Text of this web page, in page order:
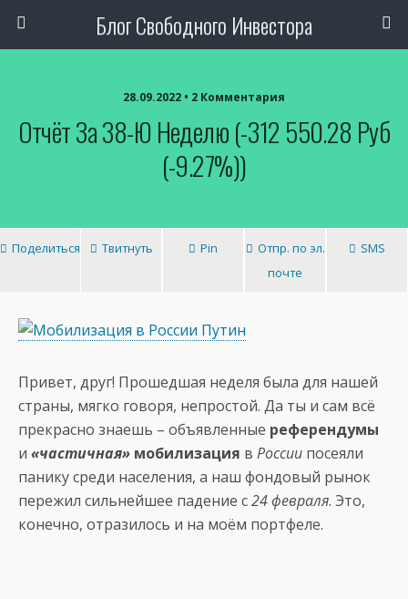
Блог Свободного Инвестора
28.09.2022 • 2 Комментария
Отчёт За 38-Ю Неделю (-312 550.28 Руб
(-9.27%))
Поделиться Твитнуть Pin
Отпр. по эл.
почте
SMS
Привет, друг! Прошедшая неделя была для нашей
страны, мягко говоря, непростой. Да ты и сам всё
прекрасно знаешь – объявленные референдумы
и «частичная» мобилизация в России посеяли
панику среди населения, а наш фондовый рынок
пережил сильнейшее падение с24 февраля. Это,
конечно, отразилось и на моём портфеле.